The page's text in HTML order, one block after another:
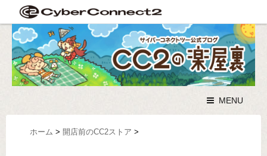
MENU
ホーム > 開店前のCC2ストア >